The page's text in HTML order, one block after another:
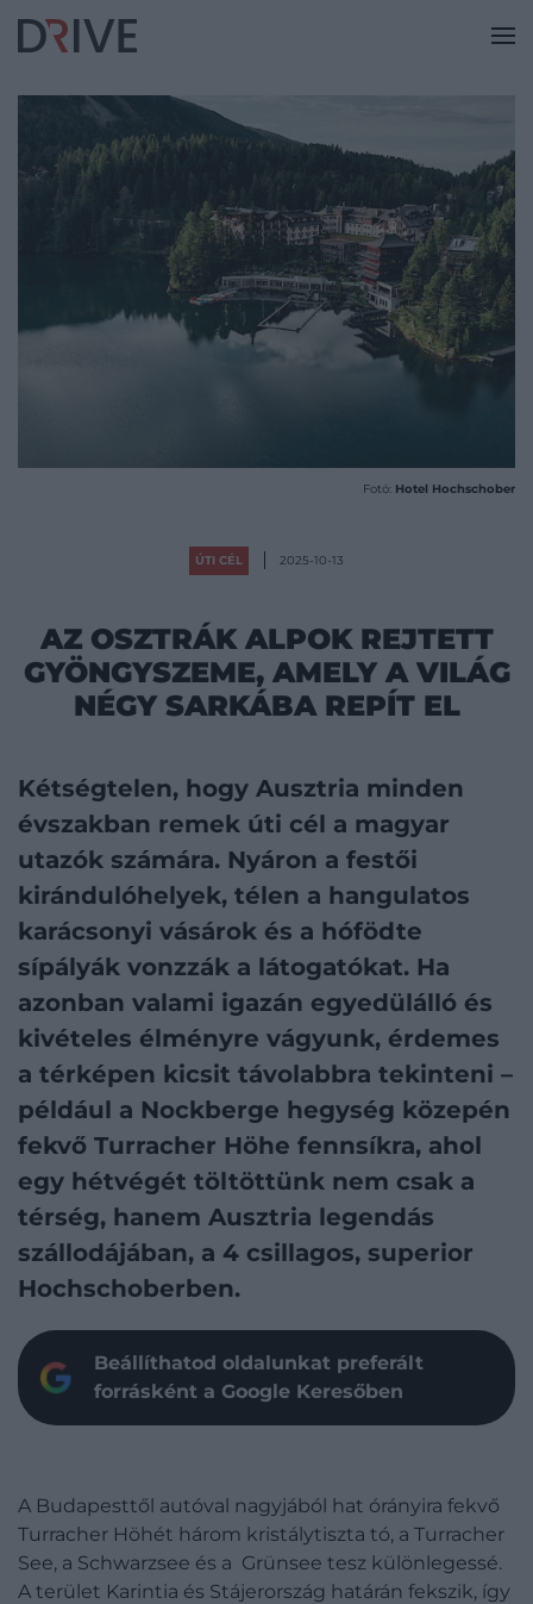
Fotó: Hotel Hochschober
ÚTI CÉL 2025-10-13
AZ OSZTRÁK ALPOK REJTETT
GYÖNGYSZEME, AMELY A VILÁG
NÉGY SARKÁBA REPÍT EL
Kétségtelen, hogy Ausztria minden
évszakban remek úti cél a magyar
utazók számára. Nyáron a festői
kirándulóhelyek, télen a hangulatos
karácsonyi vásárok és a hófödte
sípályák vonzzák a látogatókat. Ha
azonban valami igazán egyedülálló és
kivételes élményre vágyunk, érdemes
a térképen kicsit távolabbra tekinteni –
például a Nockberge hegység közepén
fekvő Turracher Höhe fennsíkra, ahol
egy hétvégét töltöttünk nem csak a
térség, hanem Ausztria legendás
szállodájában, a 4 csillagos, superior
Hochschoberben.
Beállíthatod oldalunkat preferált
forrásként a Google Keresőben
A Budapesttől autóval nagyjából hat órányira fekvő
Turracher Höhét három kristálytiszta tó, a Turracher
See, a Schwarzsee és a Grünsee tesz különlegessé.
A terület Karintia és Stájerország határán fekszik, így